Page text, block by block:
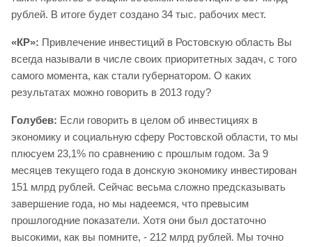
рублей. В итоге будет создано 34 тыс. рабочих мест.
«КР»: Привлечение инвестиций в Ростовскую область Вы
всегда называли в числе своих приоритетных задач, с того
самого момента, как стали губернатором. О каких
результатах можно говорить в 2013 году?
Голубев: Если говорить в целом об инвестициях в
экономику и социальную сферу Ростовской области, то мы
плюсуем 23,1% по сравнению с прошлым годом. За 9
месяцев текущего года в донскую экономику инвестирован
151 млрд рублей. Сейчас весьма сложно предсказывать
завершение года, но мы надеемся, что превысим
прошлогодние показатели. Хотя они был достаточно
высокими, как вы помните, - 212 млрд рублей. Мы точно